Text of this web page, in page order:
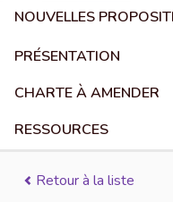
NOUVELLES
PRÉSENTATION
CHARTE À AMENDER
RESSOURCES
Retour à la liste